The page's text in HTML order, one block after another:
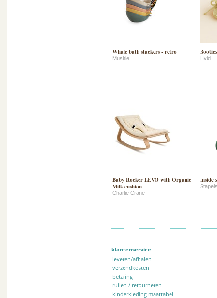
Whale bath stackers - retro
Mushie Hvid
Baby Rocker LEVO with Organic
Milk cushion
Charlie Crane
Inside
klantenservice
leveren/afhalen
verzendkosten
betaling
ruilen / retourneren
kinderkleding maattabel